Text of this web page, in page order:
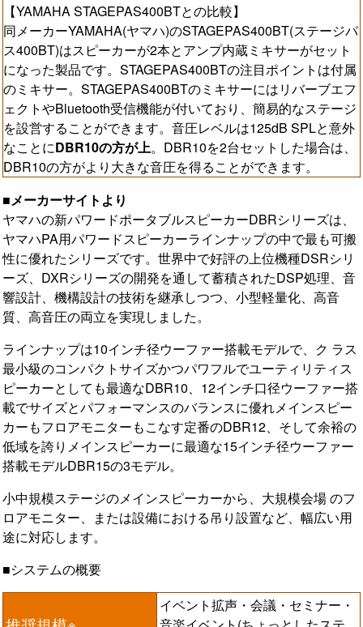
【YAMAHA STAGEPAS400BTとの比較】
同メーカーYAMAHA(ヤマハ)のSTAGEPAS400BT(ステージパ
ス400BT)はスピーカーが2本とアンプ内蔵ミキサーがセット
になった製品です。STAGEPAS400BTの注目ポイントは付属
のミキサー。STAGEPAS400BTのミキサーにはリバーブエフ
ェクトやBluetooth受信機能が付いており、簡易的なステージ
を設営することができます。音圧レベルは125dB SPLと意外
なことにDBR10の方が上。DBR10を2台セットした場合は、
DBR10の方がより大きな音圧を得ることができます。
■メーカーサイトより
ヤマハの新パワードポータブルスピーカーDBRシリーズは、
ヤマハPA用パワードスピーカーラインナップの中で最も可搬
性に優れたシリーズです。世界中で好評の上位機種DSRシリ
ーズ、DXRシリーズの開発を通して蓄積されたDSP処理、音
響設計、機構設計の技術を継承しつつ、小型軽量化、高音
質、高音圧の両立を実現しました。
ラインナップは10インチ径ウーファー搭載モデルで、ク ラス
最小級のコンパクトサイズかつパワフルでユーティリティス
ピーカーとしても最適なDBR10、12インチ口径ウーファー搭
載でサイズとパフォーマンスのバランスに優れメインスピー
カーもフロアモニターもこなす定番のDBR12、そして余裕の
低域を誇りメインスピーカーに最適な15インチ径ウーファー
搭載モデルDBR15の3モデル。
小中規模ステージのメインスピーカーから、大規模会場 のフ
ロアモニター、または設備における吊り設置など、幅広い用
途に対応します。
■システムの概要
イベント拡声・会議・セミナー・